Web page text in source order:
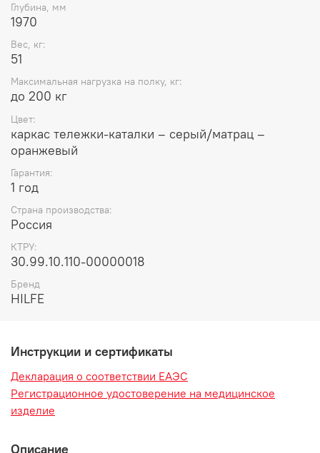
Глубина, мм
1970
Вес, кг:
51
Максимальная нагрузка на полку, кг:
до 200 кг
Цвет:
каркас тележки-каталки – серый/матрац –
оранжевый
Гарантия:
1 год
Страна производства:
Россия
КТРУ:
30.99.10.110-00000018
Бренд
HILFE
Инструкции и сертификаты
Декларация о соответствии ЕАЭС
Регистрационное удостоверение на медицинское
изделие
Описание